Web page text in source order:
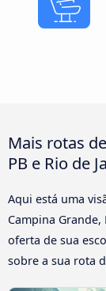
Mais rotas
PB e Rio de
Aqui está uma
Campina Grande,
oferta de sua
sobre a sua rota